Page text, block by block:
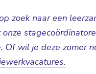
zoek naar een
Of wil je deze zomer